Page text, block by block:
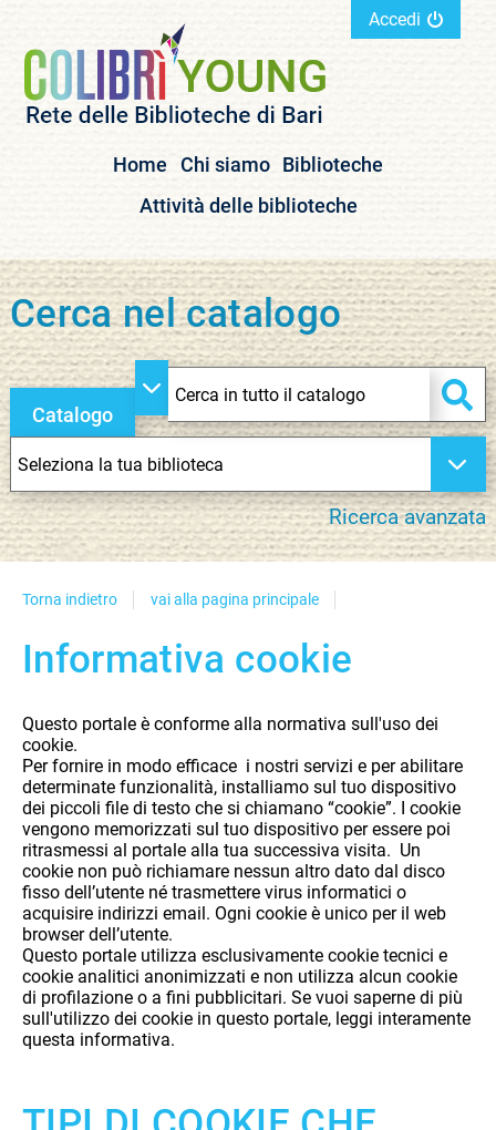
Accedi
Home Chi siamo Biblioteche
Attività delle biblioteche
Cerca nel catalogo
Catalogo
cambia
Ricerca avanzata
la
tua
biblioteca
Torna indietro vai alla pagina principale
Informativa cookie
Questo portale è conforme alla normativa sull'uso dei
cookie.
Per fornire in modo efficace i nostri servizi e per abilitare
determinate funzionalità, installiamo sul tuo dispositivo
dei piccoli file di testo che si chiamano “cookie”. I cookie
vengono memorizzati sul tuo dispositivo per essere poi
ritrasmessi al portale alla tua successiva visita. Un
cookie non può richiamare nessun altro dato dal disco
fisso dell’utente né trasmettere virus informatici o
acquisire indirizzi email. Ogni cookie è unico per il web
browser dell’utente.
Questo portale utilizza esclusivamente cookie tecnici e
cookie analitici anonimizzati e non utilizza alcun cookie
di profilazione o a fini pubblicitari. Se vuoi saperne di più
sull'utilizzo dei cookie in questo portale, leggi interamente
questa informativa.